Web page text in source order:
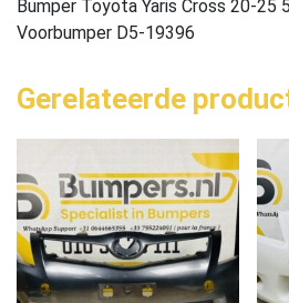
Bumper Toyota Yaris Cross 20-25
Voorbumper D5-19396
Gerelateerde